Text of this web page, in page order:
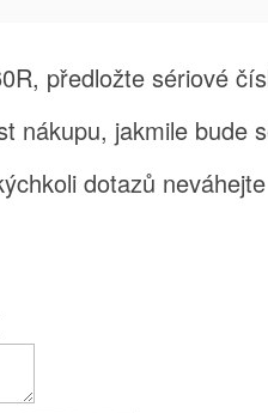
předložte sériové
nákupu, jakmile bude
dotazů